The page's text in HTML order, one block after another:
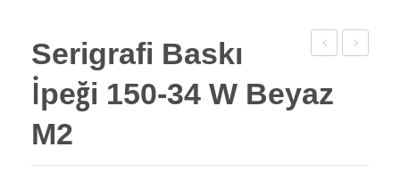
İpeği
w
w
Serigrafi Baskı
İpeği 150-34 W Beyaz
M2